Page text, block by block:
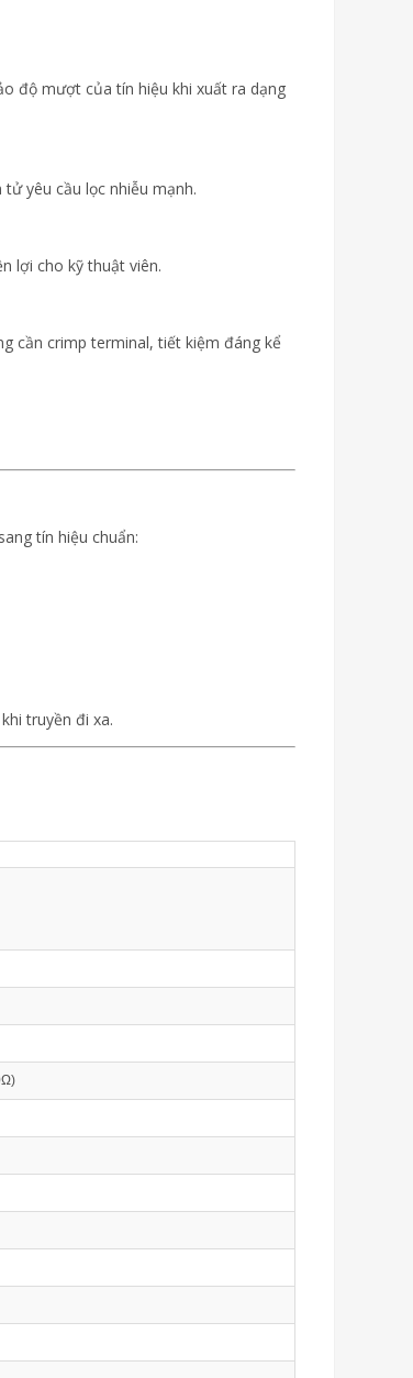
độ mượt của tín hiệu khi xuất ra dạng
yêu cầu lọc nhiễu mạnh.
lợi cho kỹ thuật viên.
cần crimp terminal, tiết kiệm đáng kể
tín hiệu chuẩn:
truyền đi xa.